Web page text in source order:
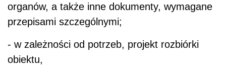
organów, a także inne dokumenty, wymagane
przepisami szczególnymi;
- w zależności od potrzeb, projekt rozbiórki
obiektu,